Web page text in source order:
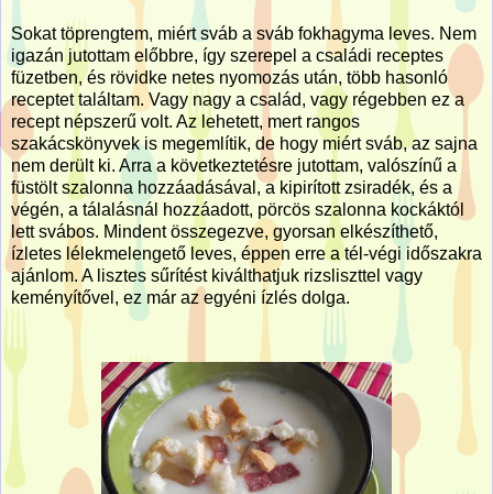
Sokat töprengtem, miért sváb a sváb fokhagyma leves. Nem
igazán jutottam előbbre, így szerepel a családi receptes
füzetben, és rövidke netes nyomozás után, több hasonló
receptet találtam. Vagy nagy a család, vagy régebben ez a
recept népszerű volt. Az lehetett, mert rangos
szakácskönyvek is megemlítik, de hogy miért sváb, az sajna
nem derült ki. Arra a következtetésre jutottam, valószínű a
füstölt szalonna hozzáadásával, a kipirított zsiradék, és a
végén, a tálalásnál hozzáadott, pörcös szalonna kockáktól
lett svábos. Mindent összegezve, gyorsan elkészíthető,
ízletes lélekmelengető leves, éppen erre a tél-végi időszakra
ajánlom. A lisztes sűrítést kiválthatjuk rizsliszttel vagy
keményítővel, ez már az egyéni ízlés dolga.